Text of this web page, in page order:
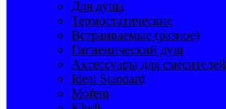
Для душа
Термостатические
Встраиваемые (разное)
Гигиенический душ
Аксессуары для смесителей
Ideal Standard
Mofem